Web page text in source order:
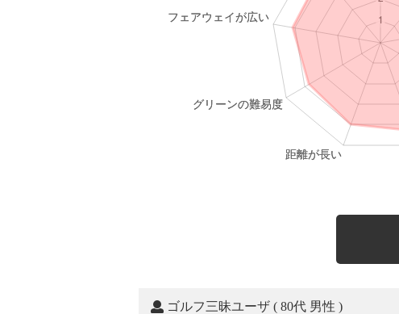
ゴルフ三昧ユーザ ( 80代 男性 )